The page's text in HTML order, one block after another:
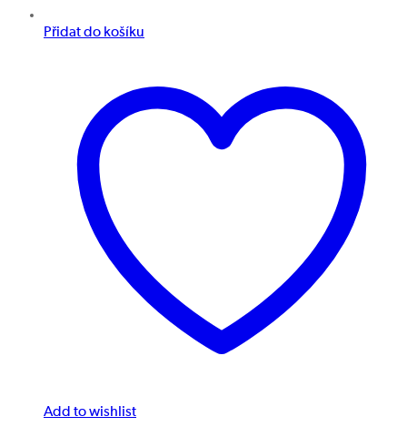
Přidat do košíku
Add to wishlist